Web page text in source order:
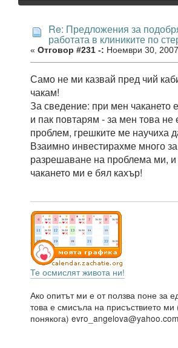
Re: Предложения за
работата в клиниките по
« Отговор #231 -: Ноември 30,
Само не ми казвай пред чий
чакам!
За сведение: при мен чакането
и пак повтарям - за мен това не
проблем, грешките ме научиха
Взаимно инвестирахме много за
разрешаване на проблема ми, и
чакането ми е бял кахър!
Те осмислят живота ни!
Ако опитът ми е от ползва поне за
това е смисъла на присъствието ми
понякога) evro_angelova@yahoo.com